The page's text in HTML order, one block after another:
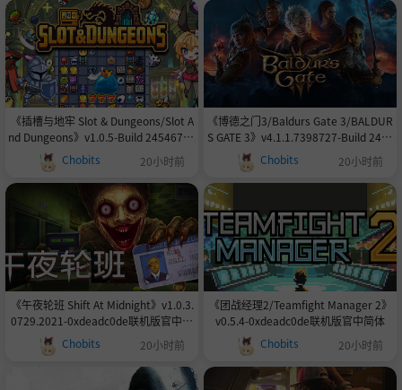
《插槽与地牢 Slot & Dungeons/Slot A
nd Dungeons》v1.0.5-Build 24546733
官中免安装-简中332.2MB
Chobits 20小时前
《博德之门3/Baldurs Gate 3/BALDUR
S GATE 3》v4.1.1.7398727-Build 2453
2579官中免安装-简中158.6GB
Chobits 20小时前
《午夜轮班 Shift At Midnight》v1.0.3.
0729.2021-0xdeadc0de联机版官中简
Chobits 20小时前
《团战经理2/Teamfight Manager 2》
v0.5.4-0xdeadc0de联机版官中简体
Chobits
20小时前